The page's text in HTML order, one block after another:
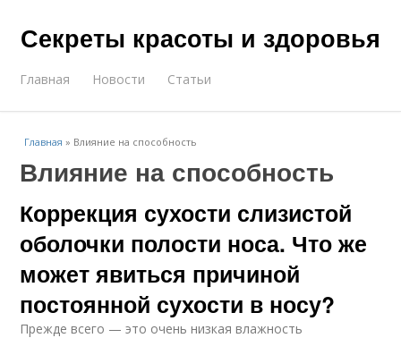
Секреты красоты и здоровья
Главная Новости Статьи
Главная » Влияние на способность
Влияние на способность
Коррекция сухости слизистой
оболочки полости носа. Что же
может явиться причиной
постоянной сухости в носу?
Прежде всего — это очень низкая влажность